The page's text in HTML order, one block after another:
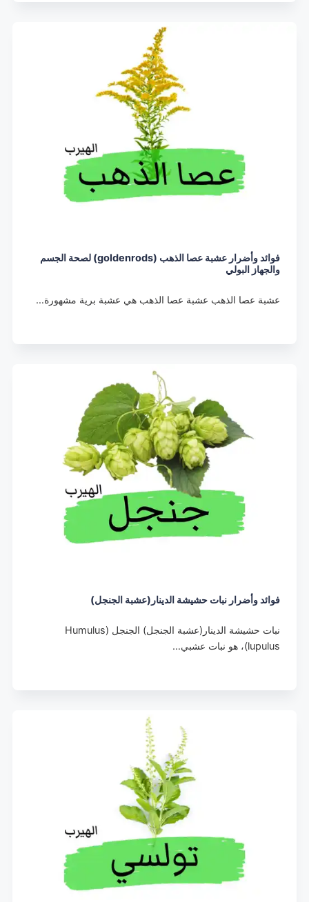
فوائد وأضرار عشبة عصا الذهب (goldenrods) لصحة الجسم
والجهاز البولي
عشبة عصا الذهب عشبة عصا الذهب هي عشبة برية مشهورة…
فوائد وأضرار نبات حشيشة الدينار(عشبة الجنجل)
نبات حشيشة الدينار(عشبة الجنجل) الجنجل (Humulus
lupulus)، هو نبات عشبي…